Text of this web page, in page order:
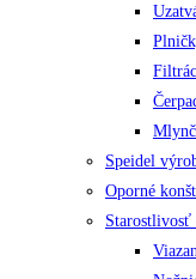
Speidel
Oporné
Starostlivosť